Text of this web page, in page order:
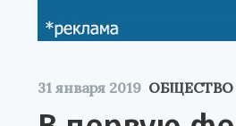
31 января 2019 ОБЩЕСТВО